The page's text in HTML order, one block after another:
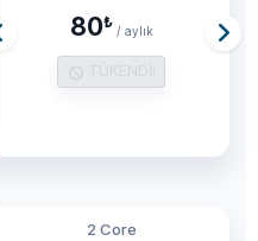
80₺ / aylık
2 Core